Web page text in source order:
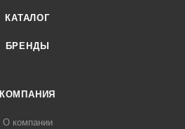
КАТАЛОГ
БРЕНДЫ
КОМПАНИЯ
О компании